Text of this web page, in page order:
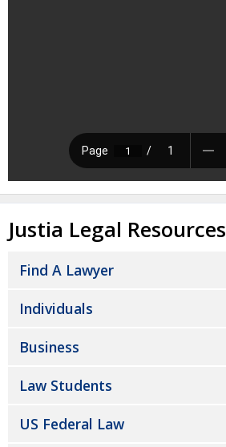
Justia Legal Resources
Find A Lawyer
Individuals
Business
Law Students
US Federal Law